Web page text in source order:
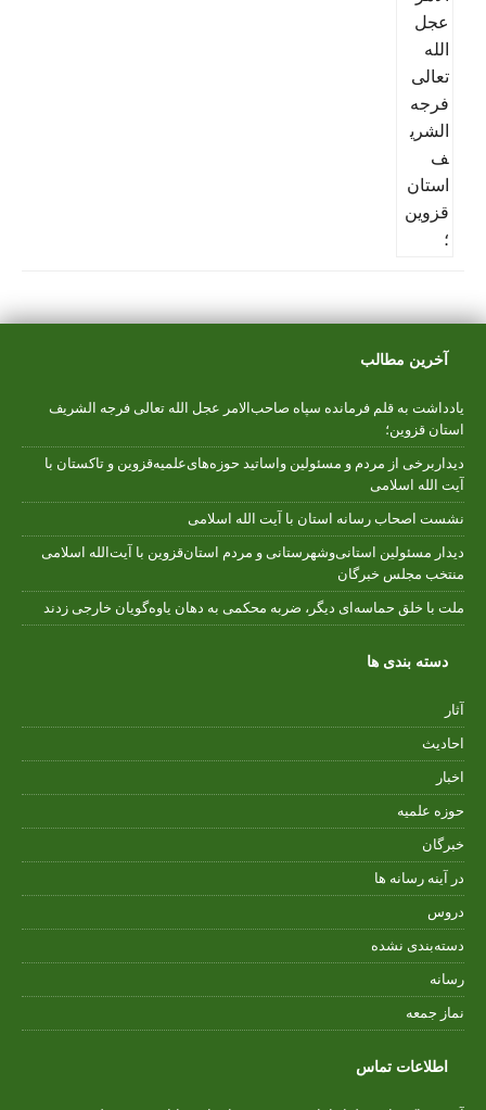
آخرین مطالب
یادداشت به قلم فرمانده سپاه صاحب‌الامر عجل الله تعالی فرجه الشریف
استان قزوین؛
دیداربرخی از مردم و مسئولین واساتید حوزه‌های‌علمیه‌قزوین و تاکستان با
آیت الله اسلامی
نشست اصحاب رسانه استان با آیت الله اسلامی
دیدار مسئولین استانی‌وشهرستانی و مردم‌ استان‌قزوین با آیت‌الله‌ اسلامی
منتخب مجلس‌ خبرگان
ملت با خلق حماسه‌ای دیگر، ضربه محکمی به دهان یاوه‌گویان خارجی زدند
دسته بندی ها
آثار
احادیث
اخبار
حوزه علمیه
خبرگان
در آینه رسانه ها
دروس
دسته‌بندی نشده
رسانه
نماز جمعه
اطلاعات تماس